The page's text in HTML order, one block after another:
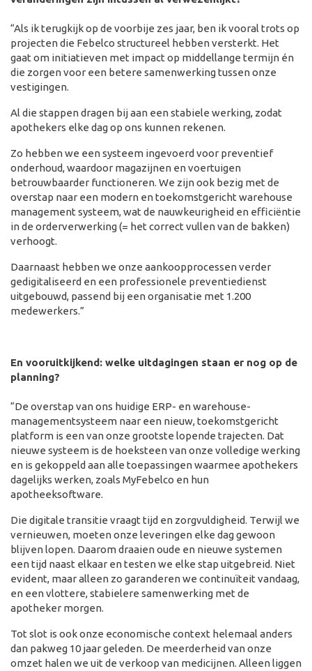
“Als ik terugkijk op de voorbije zes jaar, ben ik vooral trots op
projecten die Febelco structureel hebben versterkt. Het
gaat om initiatieven met impact op middellange termijn én
die zorgen voor een betere samenwerking tussen onze
vestigingen.
Al die stappen dragen bij aan een stabiele werking, zodat
apothekers elke dag op ons kunnen rekenen.
Zo hebben we een systeem ingevoerd voor preventief
onderhoud, waardoor magazijnen en voertuigen
betrouwbaarder functioneren. We zijn ook bezig met de
overstap naar een modern en toekomstgericht warehouse
management systeem, wat de nauwkeurigheid en efficiëntie
in de orderverwerking (= het correct vullen van de bakken)
verhoogt.
Daarnaast hebben we onze aankoopprocessen verder
gedigitaliseerd en een professionele preventiedienst
uitgebouwd, passend bij een organisatie met 1.200
medewerkers.”
En vooruitkijkend: welke uitdagingen staan er nog op de
planning?
“De overstap van ons huidige ERP- en warehouse­
managementsysteem naar een nieuw, toekomstgericht
platform is een van onze grootste lopende trajecten. Dat
nieuwe systeem is de hoeksteen van onze volledige werking
en is gekoppeld aan alle toepassingen waarmee apothekers
dagelijks werken, zoals MyFebelco en hun
apotheeksoftware.
Die digitale transitie vraagt tijd en zorgvuldigheid. Terwijl we
vernieuwen, moeten onze leveringen elke dag gewoon
blijven lopen. Daarom draaien oude en nieuwe systemen
een tijd naast elkaar en testen we elke stap uitgebreid. Niet
evident, maar alleen zo garanderen we continuïteit vandaag,
en een vlottere, stabielere samenwerking met de
apotheker morgen.
Tot slot is ook onze economische context helemaal anders
dan pakweg 10 jaar geleden. De meerderheid van onze
omzet halen we uit de verkoop van medicijnen. Alleen liggen